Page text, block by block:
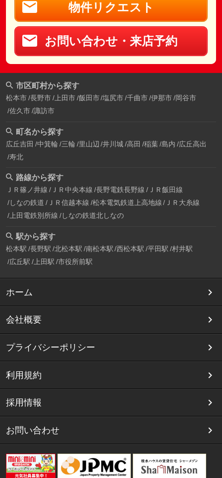
物件リクエスト
お問い合わせ・来店予約
市区町村から探す
松本市 長野市 上田市 飯田市 塩尻市 千曲市 伊那市 岡谷市
佐久市 諏訪市
町名から探す
広丘吉田 中箕輪 三輪 里山辺 井川城 高田 稲葉 島内 広丘高出
寿北
路線から探す
ＪＲ篠ノ井線 ＪＲ中央本線 長野電鉄長野線 ＪＲ飯田線
しなの鉄道 ＪＲ信越本線 松本電気鉄道上高地線
ＪＲ大糸線
上田電鉄別所線 しなの鉄道北しなの
駅から探す
松本駅 長野駅 北松本駅 南松本駅 西松本駅 平田駅 村井駅
広丘駅 上田駅 市役所前駅
ホーム
会社概要
プライバシーポリシー
利用規約
採用情報
お問い合わせ